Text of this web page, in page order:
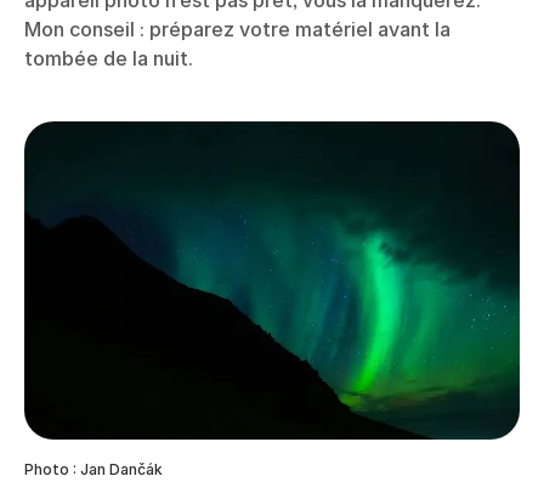
Mon conseil : préparez votre matériel avant la
tombée de la nuit.
Photo : Jan Dančák